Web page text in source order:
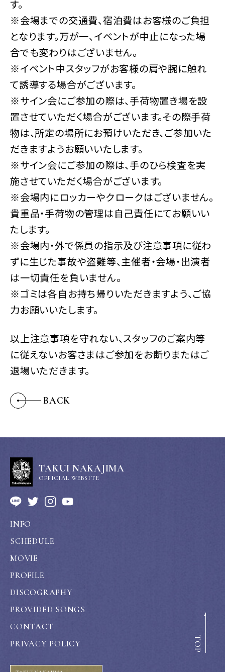
す。
※会場までの交通費、宿泊費はお客様のご負担
となります。万が一、イベントが中止になった場
合でも変わりはございません。
※イベント中スタッフがお客様の肩や腕に触れ
て誘導する場合がございます。
※サイン会にご参加の際は、手荷物置き場を設
置させていただく場合がございます。その際手荷
物は、所定の場所にお預けいただき、ご参加いた
だきますようお願いいたします。
※サイン会にご参加の際は、手のひら検査を実
施させていただく場合がございます。
※会場内にロッカーやクロークはございません。
貴重品・手荷物の管理は自己責任にてお願いい
たします。
※会場内・外で係員の指示及び注意事項に従わ
ずに生じた事故や盗難等、主催者・会場・出演者
は一切責任を負いません。
※ゴミは各自お持ち帰りいただきますよう、ご協
力お願いいたします。
以上注意事項を守れない、スタッフのご案内等
に従えないお客さまはご参加をお断りまたはご
退場いただきます。
BACK
TAKUI NAKAJIMA
OFFICIAL WEBSITE
INFO
SCHEDULE
MOVIE
PROFILE
DISCOGRAPHY
PROVIDED SONGS
CONTACT
PRIVACY POLICY
TOP